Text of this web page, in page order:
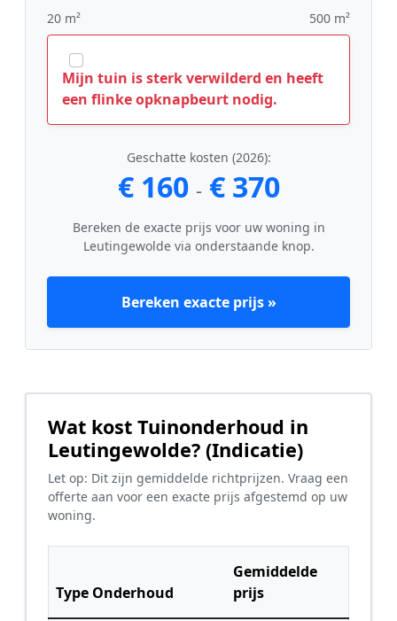
20 m² 500 m²
Mijn tuin is sterk verwilderd en heeft
een flinke opknapbeurt nodig.
Geschatte kosten (2026):
€ 160 - € 370
Bereken de exacte prijs voor uw woning in
Leutingewolde via onderstaande knop.
Bereken exacte prijs »
Wat kost Tuinonderhoud in
Leutingewolde? (Indicatie)
Let op: Dit zijn gemiddelde richtprijzen. Vraag een
offerte aan voor een exacte prijs afgestemd op uw
woning.
Type Onderhoud
Gemiddelde
prijs